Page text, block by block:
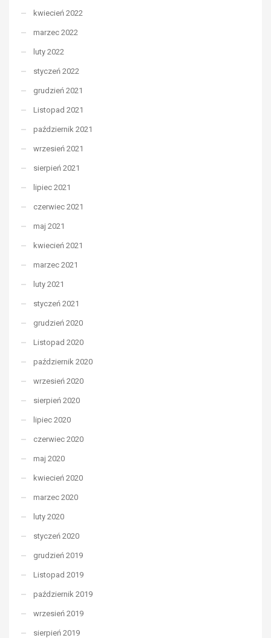
kwiecień 2022
marzec 2022
luty 2022
styczeń 2022
grudzień 2021
Listopad 2021
październik 2021
wrzesień 2021
sierpień 2021
lipiec 2021
czerwiec 2021
maj 2021
kwiecień 2021
marzec 2021
luty 2021
styczeń 2021
grudzień 2020
Listopad 2020
październik 2020
wrzesień 2020
sierpień 2020
lipiec 2020
czerwiec 2020
maj 2020
kwiecień 2020
marzec 2020
luty 2020
styczeń 2020
grudzień 2019
Listopad 2019
październik 2019
wrzesień 2019
sierpień 2019